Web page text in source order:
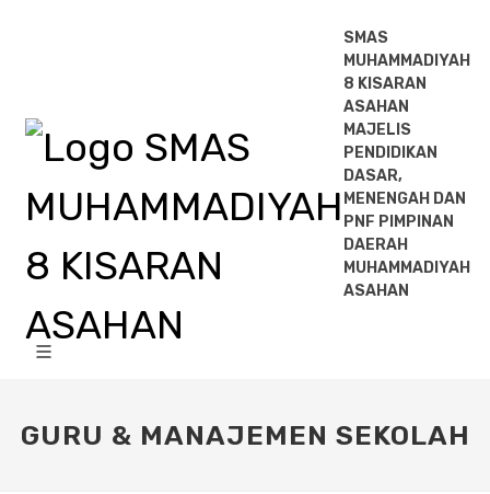
SMAS
MUHAMMADIYAH
8 KISARAN
ASAHAN
MAJELIS
PENDIDIKAN
DASAR,
MENENGAH DAN
PNF PIMPINAN
DAERAH
MUHAMMADIYAH
ASAHAN
GURU & MANAJEMEN SEKOLAH